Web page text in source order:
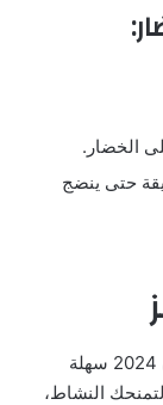
الخضار.
حتى ينضج
تعد كرات التمر والجوز من أفضل وصفات رمضان 2024 سهلة
لتمنحك النشاط،